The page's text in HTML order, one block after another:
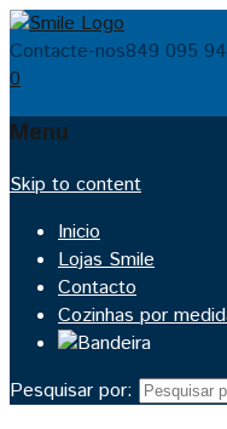
Contacte-nos849 095
0
Menu
Skip to content
Inicio
Lojas Smile
Contacto
Cozinhas por
Pesquisar por: